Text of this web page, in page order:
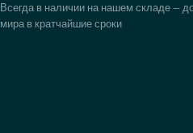
Всегда в наличии на нашем складе —
мира в кратчайшие сроки